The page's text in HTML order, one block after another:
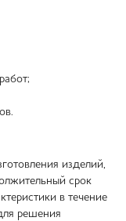
изделий,
срок
в течение
решения